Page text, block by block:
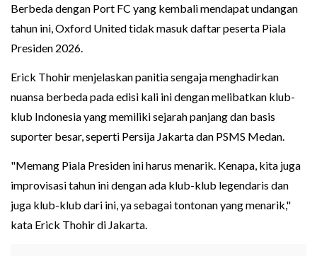
Berbeda dengan Port FC yang kembali mendapat undangan
tahun ini, Oxford United tidak masuk daftar peserta Piala
Presiden 2026.
Erick Thohir menjelaskan panitia sengaja menghadirkan
nuansa berbeda pada edisi kali ini dengan melibatkan klub-
klub Indonesia yang memiliki sejarah panjang dan basis
suporter besar, seperti Persija Jakarta dan PSMS Medan.
"Memang Piala Presiden ini harus menarik. Kenapa, kita juga
improvisasi tahun ini dengan ada klub-klub legendaris dan
juga klub-klub dari ini, ya sebagai tontonan yang menarik,"
kata Erick Thohir di Jakarta.